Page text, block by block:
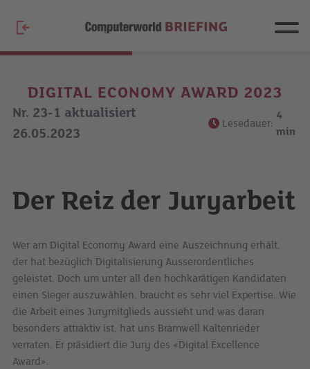
DIGITAL ECONOMY AWARD 2023
Nr. 23-1 aktualisiert
26.05.2023
Lesedauer:
4
min
Der Reiz der Juryarbeit
Wer am Digital Economy Award eine Auszeichnung erhält,
der hat bezüglich Digitalisierung Ausserordentliches
geleistet. Doch um unter all den hochkarätigen Kandidaten
einen Sieger auszuwählen, braucht es sehr viel Expertise. Wie
die Arbeit eines Jurymitglieds aussieht und was daran
besonders attraktiv ist, hat uns Bramwell Kaltenrieder
verraten. Er präsidiert die Jury des «Digital Excellence
Award».